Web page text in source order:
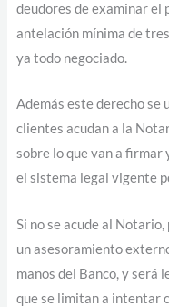
deudores de examinar el
antelación mínima de
ya todo negociado.
Además este derecho se
clientes acudan a la
sobre lo que van a firmar
el sistema legal vigente
Si no se acude al
un asesoramiento
manos del Banco, y será
que se limitan a intentar